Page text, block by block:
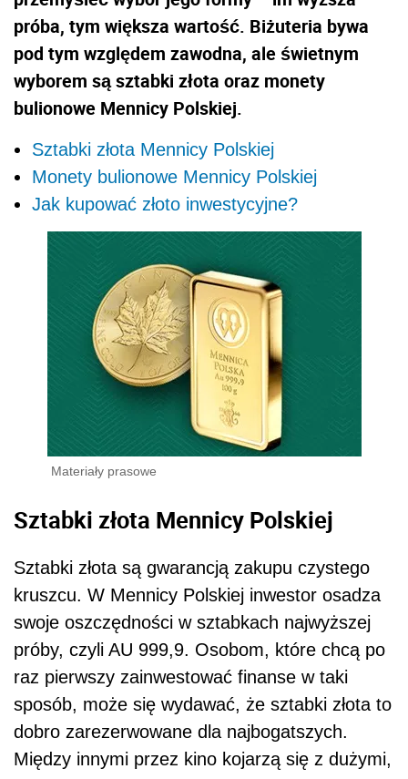
próba, tym większa wartość. Biżuteria bywa
pod tym względem zawodna, ale świetnym
wyborem są sztabki złota oraz monety
bulionowe Mennicy Polskiej.
Sztabki złota Mennicy Polskiej
Monety bulionowe Mennicy Polskiej
Jak kupować złoto inwestycyjne?
Materiały prasowe
Sztabki złota Mennicy Polskiej
Sztabki złota są gwarancją zakupu czystego
kruszcu. W Mennicy Polskiej inwestor osadza
swoje oszczędności w sztabkach najwyższej
próby, czyli AU 999,9. Osobom, które chcą po
raz pierwszy zainwestować finanse w taki
sposób, może się wydawać, że sztabki złota to
dobro zarezerwowane dla najbogatszych.
Między innymi przez kino kojarzą się z dużymi,